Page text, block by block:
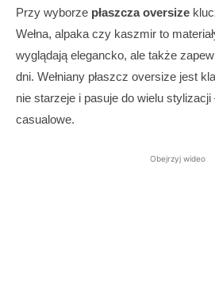
Przy wyborze płaszcza oversize
Wełna, alpaka czy kaszmir to
wyglądają elegancko, ale także
dni. Wełniany płaszcz oversize jest
nie starzeje i pasuje do wielu
casualowe.
Obejrzyj wideo